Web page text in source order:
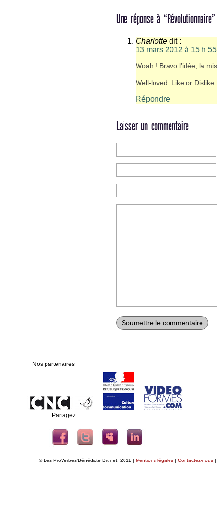
Une réponse à “Révolutionnaire”
Charlotte dit :
13 mars 2012 à 15 h
Woah ! Bravo l’idée, la
Well-loved. Like or
Répondre
Laisser un commentaire
Nos partenaires :
Partagez :
© Les ProVerbes/Bénédicte Brunet, 2011 | Mentions légales | Contactez-nous |